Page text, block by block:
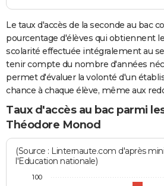
Le taux d'accès de la seconde au bac
pourcentage d'élèves qui obtiennent
scolarité effectuée intégralement au
tenir compte du nombre d'années
permet d'évaluer la volonté d'un
chance à chaque élève, même aux
Taux d'accès au bac parmi
Théodore Monod
(Source : Linternaute.com d'après
l'Education nationale)
100